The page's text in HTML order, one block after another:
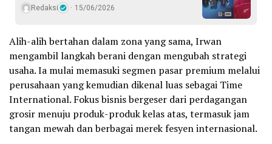
Redaksi 15/06/2026
Alih-alih bertahan dalam zona yang sama, Irwan
mengambil langkah berani dengan mengubah strategi
usaha. Ia mulai memasuki segmen pasar premium melalui
perusahaan yang kemudian dikenal luas sebagai Time
International. Fokus bisnis bergeser dari perdagangan
grosir menuju produk-produk kelas atas, termasuk jam
tangan mewah dan berbagai merek fesyen internasional.